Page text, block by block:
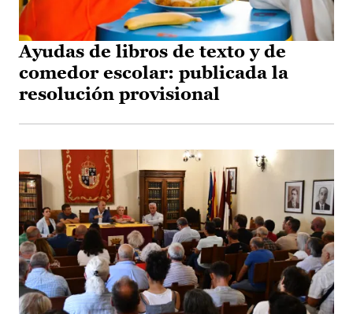
Ayudas de libros de texto y de
comedor escolar: publicada la
resolución provisional